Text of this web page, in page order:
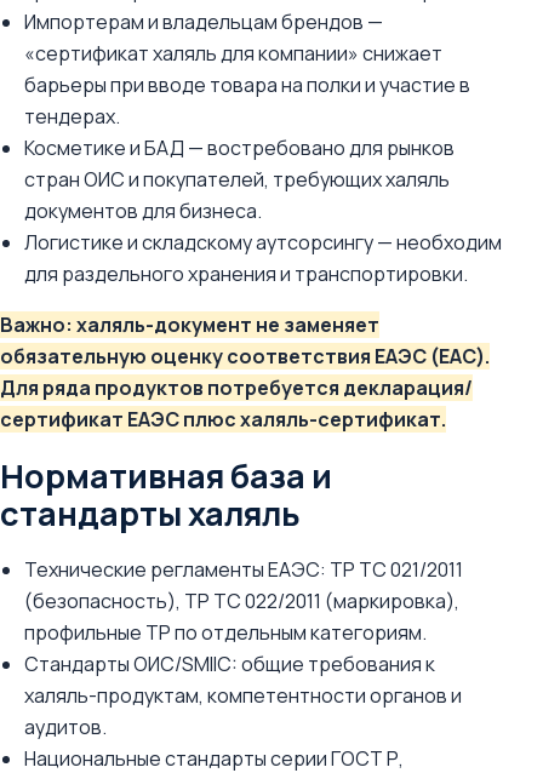
Импортерам и владельцам брендов —
«сертификат халяль для компании» снижает
барьеры при вводе товара на полки и участие в
тендерах.
Косметике и БАД — востребовано для рынков
стран ОИС и покупателей, требующих халяль
документов для бизнеса.
Логистике и складскому аутсорсингу — необходим
для раздельного хранения и транспортировки.
Важно: халяль-документ не заменяет
обязательную оценку соответствия ЕАЭС (EAC).
Для ряда продуктов потребуется декларация/
сертификат ЕАЭС плюс халяль-сертификат.
Нормативная база и
стандарты халяль
Технические регламенты ЕАЭС: ТР ТС 021/2011
(безопасность), ТР ТС 022/2011 (маркировка),
профильные ТР по отдельным категориям.
Стандарты ОИС/SMIIC: общие требования к
халяль-продуктам, компетентности органов и
аудитов.
Национальные стандарты серии ГОСТ Р,